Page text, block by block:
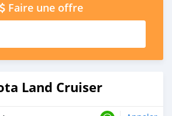
Faire une offre
Land Cruiser